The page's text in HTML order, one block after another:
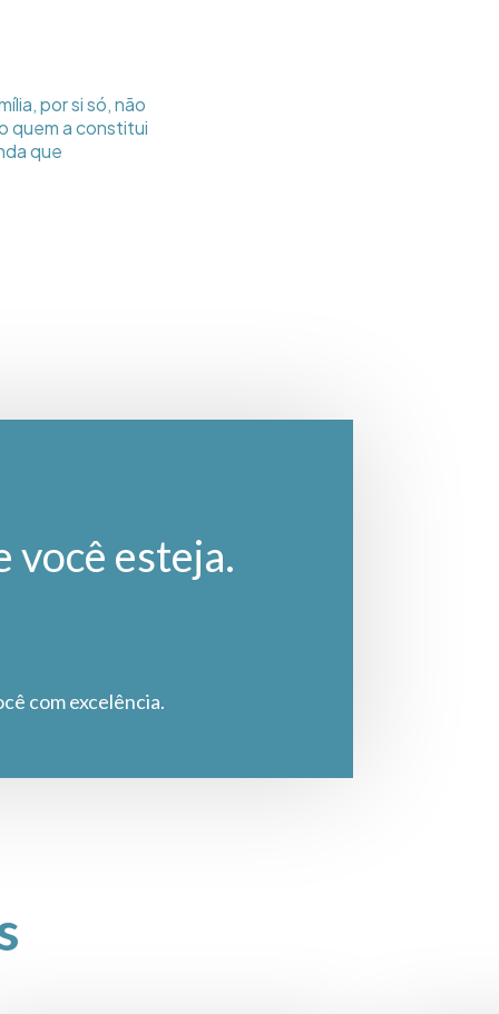
por si só, não
quem a constitui
que
você esteja.
com excelência.